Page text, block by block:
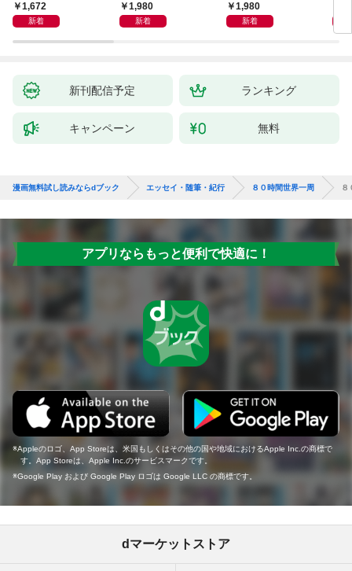
1,672
新着
1,980
新着
1,980
新着
新刊配信予定 ランキング
キャンペーン 無料
漫画無料試し読みならdブック エッセイ・随筆・紀行 ８０時間世界一周 ８
アプリならもっと便利で快適に！
Appleのロゴ、App Storeは、米国もしくはその他の国や地域におけるApple Inc.の商標で
す。App Storeは、Apple Inc.のサービスマークです。
Google Play および Google Play ロゴは Google LLC の商標です。
dマーケットストア